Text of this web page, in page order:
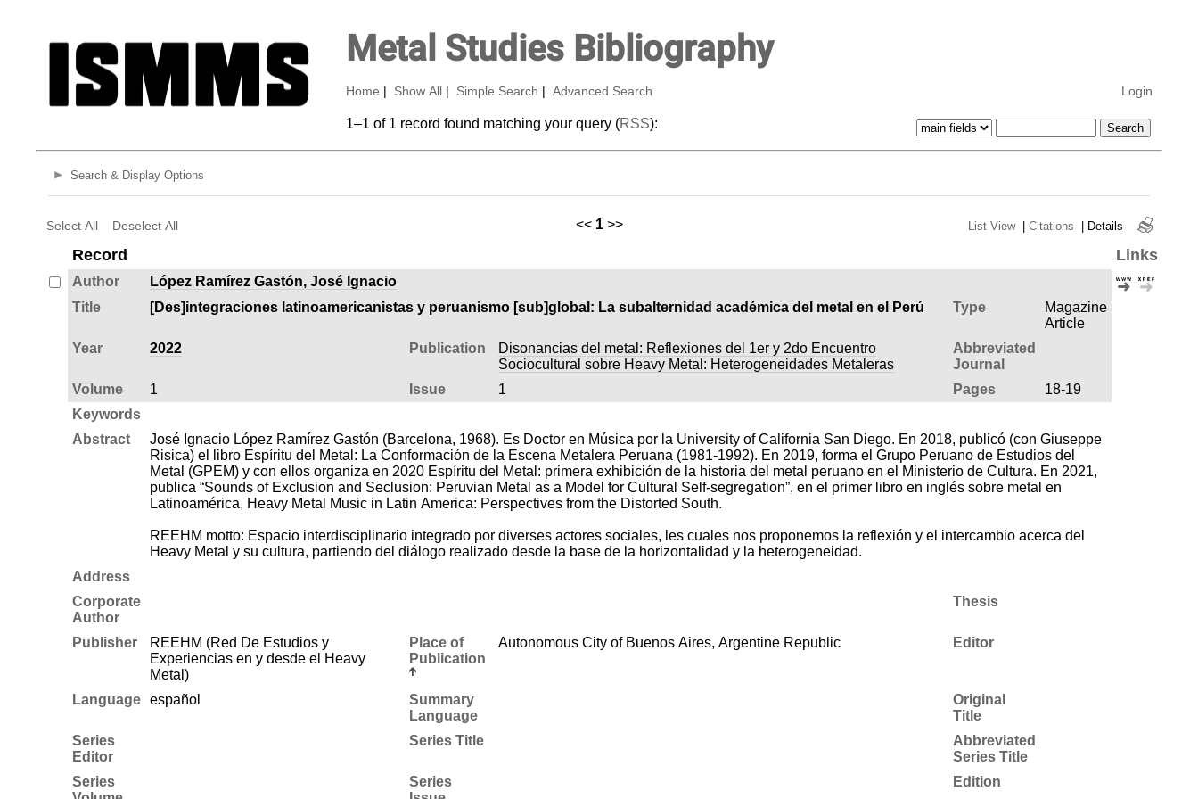
Metal Studies Bibliography
Home Show All Simple Search Advanced Search Login
1–1 of 1 record found matching your query (RSS):
Search & Display Options
Select All Deselect All << 1 >> List View | Citations | Details
Record Links
Author
López Ramírez Gastón, José Ignacio
Title
[Des]integraciones latinoamericanistas y peruanismo [sub]global: La subalternidad académica del metal en el Perú Type
Magazine
Article
Year
2022 Publication
Disonancias del metal: Reflexiones del 1er y 2do Encuentro
Sociocultural sobre Heavy Metal: Heterogeneidades Metaleras
Abbreviated
Journal
Volume
1 Issue 1 Pages
18-19
Keywords
Abstract
José Ignacio López Ramírez Gastón (Barcelona, 1968). Es Doctor en Música por la University of California San Diego. En 2018, publicó (con Giuseppe
Risica) el libro Espíritu del Metal: La Conformación de la Escena Metalera Peruana (1981-1992). En 2019, forma el Grupo Peruano de Estudios del
Metal (GPEM) y con ellos organiza en 2020 Espíritu del Metal: primera exhibición de la historia del metal peruano en el Ministerio de Cultura. En 2021,
publica “Sounds of Exclusion and Seclusion: Peruvian Metal as a Model for Cultural Self-segregation”, en el primer libro en inglés sobre metal en
Latinoamérica, Heavy Metal Music in Latin America: Perspectives from the Distorted South.
REEHM motto: Espacio interdisciplinario integrado por diverses actores sociales, les cuales nos proponemos la reflexión y el intercambio acerca del
Heavy Metal y su cultura, partiendo del diálogo realizado desde la base de la horizontalidad y la heterogeneidad.
Address
Corporate
Author
Thesis
Publisher
REEHM (Red De Estudios y
Experiencias en y desde el Heavy
Metal)
Place of
Publication
Autonomous City of Buenos Aires, Argentine Republic Editor
Language español
Summary
Language
Original
Title
Series
Editor
Series Title
Abbreviated
Series Title
Series
Series
Edition